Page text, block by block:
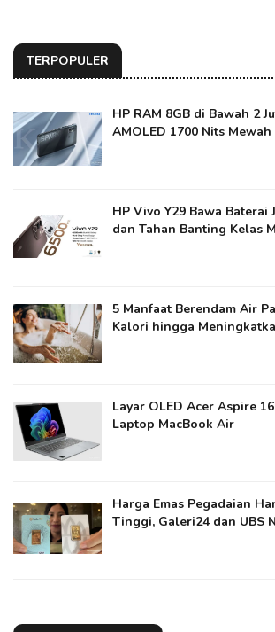
TERPOPULER
HP RAM 8GB di Bawah 2
AMOLED 1700 Nits Mewah
HP Vivo Y29 Bawa Baterai
dan Tahan Banting Kelas
5 Manfaat Berendam Air
Kalori hingga
Layar OLED Acer Aspire
Laptop MacBook Air
Harga Emas Pegadaian
Tinggi, Galeri24 dan UBS